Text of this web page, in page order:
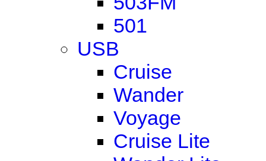
501
USB
Cruise
Wander
Voyage
Cruise Lite